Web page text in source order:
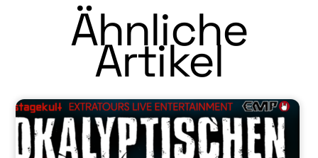
Ähnliche
Artikel